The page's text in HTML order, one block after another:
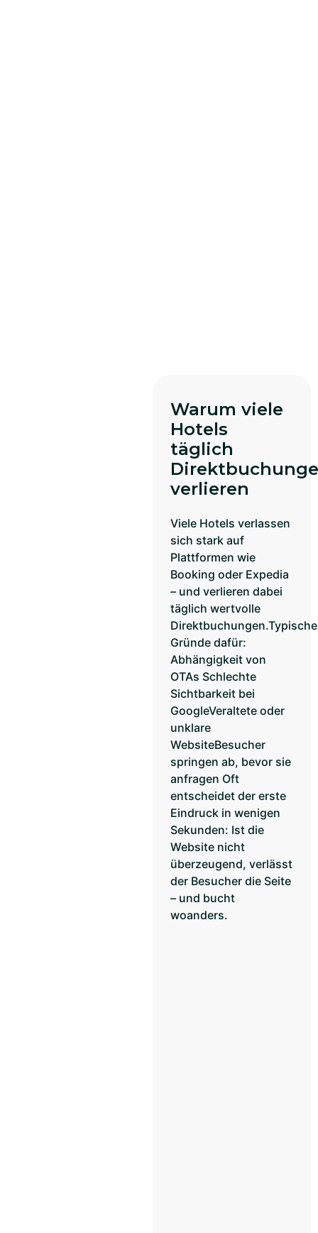
Warum viele
Hotels
täglich
verlieren
Viele Hotels verlassen
sich stark auf
Plattformen wie
Booking oder Expedia
– und verlieren dabei
täglich wertvolle
Direktbuchungen.Typische
Gründe dafür:
Abhängigkeit von
OTAs Schlechte
Sichtbarkeit bei
GoogleVeraltete oder
unklare
WebsiteBesucher
springen ab, bevor sie
anfragen Oft
entscheidet der erste
Eindruck in wenigen
Sekunden: Ist die
Website nicht
überzeugend, verlässt
der Besucher die Seite
– und bucht
woanders.